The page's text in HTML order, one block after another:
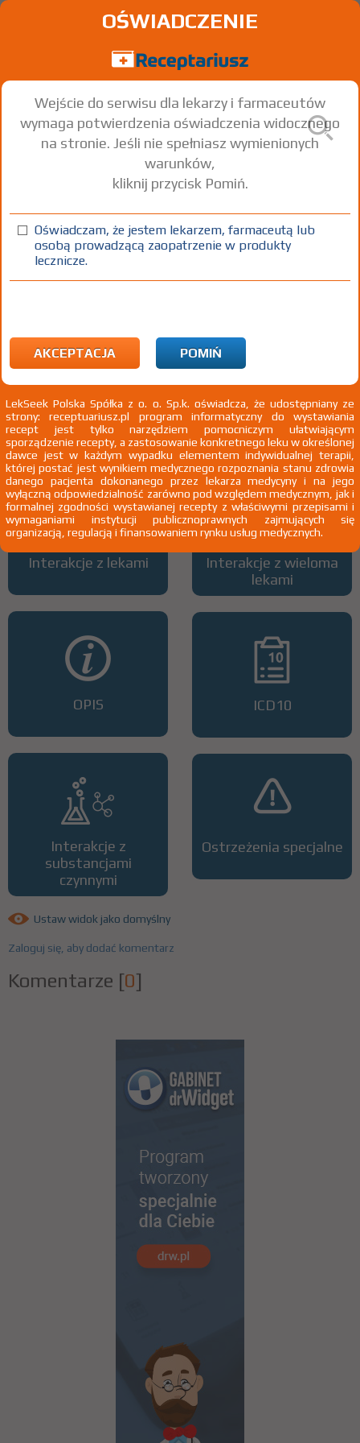
Duphaston ®
Dydrogesterone
tabl. powl. 10 mg 20 szt. Doustnie
100%
Wszystkie dawki leku
Interakcje z lekami
OPIS
Interakcje z
substancjami
czynnymi
ATC
Interakcje z wieloma
lekami
ICD10
Ostrzeżenia specjalne
Ustaw widok jako domyślny
Zaloguj się, aby dodać komentarz
Komentarze [0]
OŚWIADCZENIE
Wejście do serwisu dla lekarzy i farmaceutów
wymaga potwierdzenia oświadczenia widocznego
na stronie. Jeśli nie spełniasz wymienionych
warunków,
kliknij przycisk Pomiń.
Oświadczam, że jestem lekarzem, farmaceutą lub
osobą prowadzącą zaopatrzenie w produkty
lecznicze.
AKCEPTACJA POMIŃ
LekSeek Polska Spółka z o. o. Sp.k. oświadcza, że udostępniany ze
strony: receptuariusz.pl program informatyczny do wystawiania
recept jest tylko narzędziem pomocniczym ułatwiającym
sporządzenie recepty, a zastosowanie konkretnego leku w określonej
dawce jest w każdym wypadku elementem indywidualnej terapii,
której postać jest wynikiem medycznego rozpoznania stanu zdrowia
danego pacjenta dokonanego przez lekarza medycyny i na jego
wyłączną odpowiedzialność zarówno pod względem medycznym, jak i
formalnej zgodności wystawianej recepty z właściwymi przepisami i
wymaganiami instytucji publicznoprawnych zajmujących się
organizacją, regulacją i finansowaniem rynku usług medycznych.